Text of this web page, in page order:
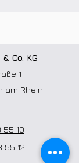
Co. KG
1
am Rhein
55 10
55 12